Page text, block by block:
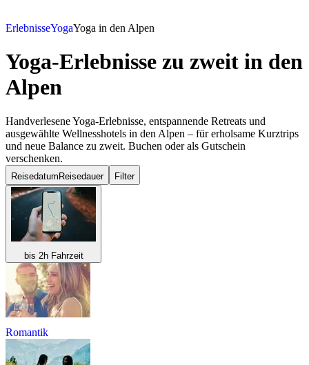
ErlebnisseYogaYoga in den Alpen
Yoga-Erlebnisse zu zweit in den
Alpen
Handverlesene Yoga-Erlebnisse, entspannende Retreats und
ausgewählte Wellnesshotels in den Alpen – für erholsame Kurztrips
und neue Balance zu zweit. Buchen oder als Gutschein
verschenken.
Reisedatum Reisedauer Filter
bis 2h Fahrzeit
Romantik